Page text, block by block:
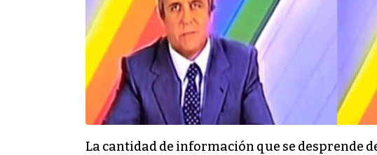
La cantidad de información que se desprende